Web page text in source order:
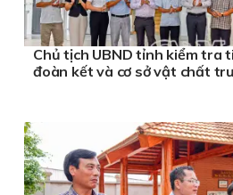
Chủ tịch UBND tỉnh kiểm tra
đoàn kết và cơ sở vật chất